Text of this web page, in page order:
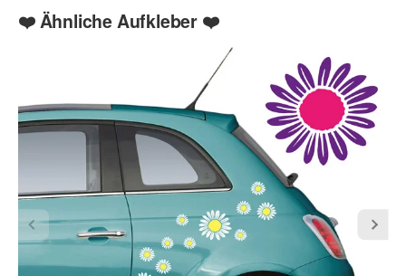
❤️ Ähnliche Aufkleber ❤️